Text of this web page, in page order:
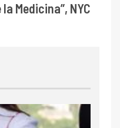
Medicina”, NYC